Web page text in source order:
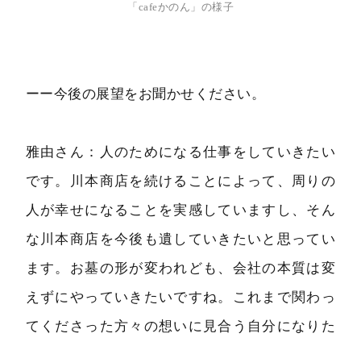
「cafeかのん」の様子
ーー今後の展望をお聞かせください。
雅由さん：人のためになる仕事をしていきたい
です。川本商店を続けることによって、周りの
人が幸せになることを実感していますし、そん
な川本商店を今後も遺していきたいと思ってい
ます。お墓の形が変われども、会社の本質は変
えずにやっていきたいですね。これまで関わっ
てくださった方々の想いに見合う自分になりた